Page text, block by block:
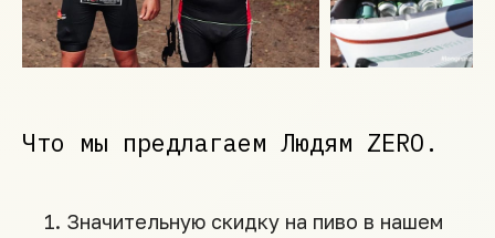
Что мы предлагаем Людям ZERO.
Значительную скидку на пиво в нашем